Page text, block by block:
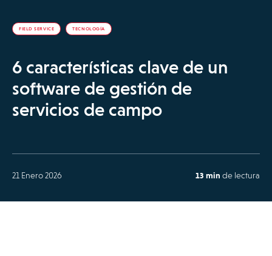
FIELD SERVICE TECNOLOGÍA
6 características clave de un
software de gestión de
servicios de campo
21 Enero 2026 13 min de lectura